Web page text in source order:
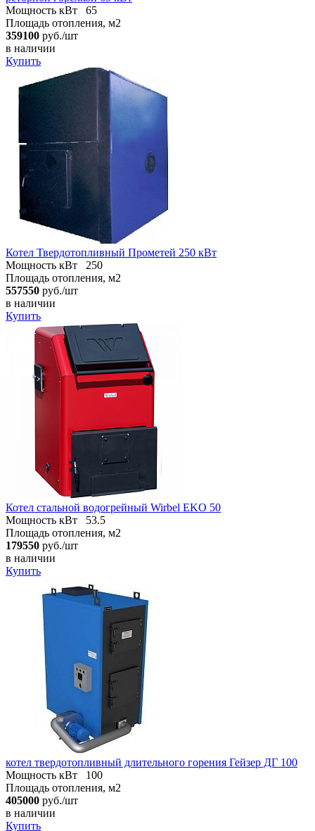
Мощность кВт
65
Площадь отопления, м2
359100 руб./шт
в наличии
Купить
Котел Твердотопливный Прометей 250 кВт
Мощность кВт
250
Площадь отопления, м2
557550 руб./шт
в наличии
Купить
Котел стальной водогрейный Wirbel EKO 50
Мощность кВт
53.5
Площадь отопления, м2
179550 руб./шт
в наличии
Купить
котел твердотопливный длительного горения Гейзер ДГ 100
Мощность кВт
100
Площадь отопления, м2
405000 руб./шт
в наличии
Купить